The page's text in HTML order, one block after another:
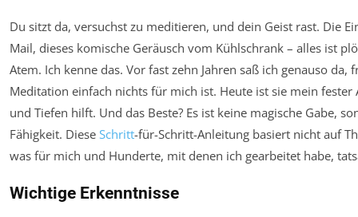
Du sitzt da, versuchst zu meditieren, und dein Geist rast. Die
Mail, dieses komische Geräusch vom Kühlschrank – alles ist
Atem. Ich kenne das. Vor fast zehn Jahren saß ich genauso
Meditation einfach nichts für mich ist. Heute ist sie mein
und Tiefen hilft. Und das Beste? Es ist keine magische Gabe,
Fähigkeit. Diese Schritt-für-Schritt-Anleitung basiert nicht auf
was für mich und Hunderte, mit denen ich gearbeitet habe,
Wichtige Erkenntnisse